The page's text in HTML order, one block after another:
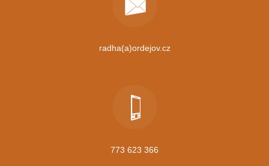
radha(a)ordejov.cz
773 623 366